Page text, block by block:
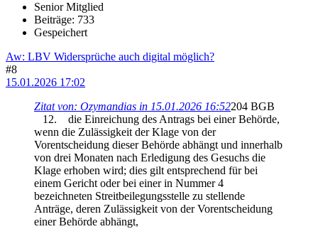
Senior Mitglied
Beiträge: 733
Gespeichert
Aw: LBV Widersprüche auch digital möglich?
#8
15.01.2026 17:02
Zitat von: Ozymandias in 15.01.2026 16:52204 BGB
12. die Einreichung des Antrags bei einer Behörde,
wenn die Zulässigkeit der Klage von der
Vorentscheidung dieser Behörde abhängt und innerhalb
von drei Monaten nach Erledigung des Gesuchs die
Klage erhoben wird; dies gilt entsprechend für bei
einem Gericht oder bei einer in Nummer 4
bezeichneten Streitbeilegungsstelle zu stellende
Anträge, deren Zulässigkeit von der Vorentscheidung
einer Behörde abhängt,